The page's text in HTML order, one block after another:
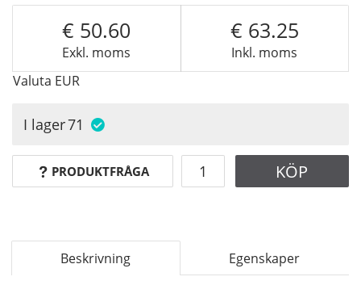
Exkl. moms
50.60
Inkl. moms
63.25
Valuta EUR
I lager71
PRODUKTFRÅGA KÖP
Beskrivning Egenskaper